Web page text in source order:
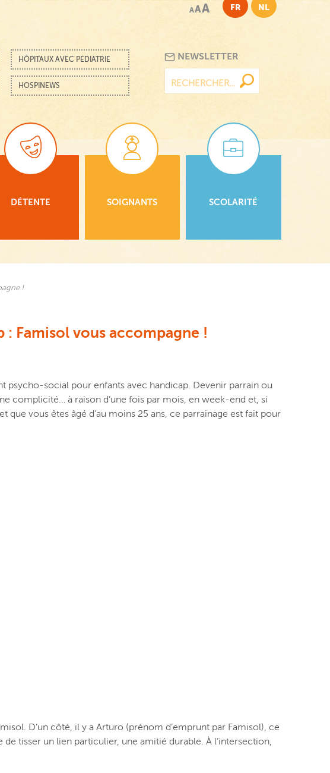
AAA FR NL
HÔPITAUX AVEC PÉDIATRIE
HOSPINEWS
NEWSLETTER
DÉTENTE SOIGNANTS SCOLARITÉ
!
Famisol vous accompagne !
psycho-social pour enfants avec handicap. Devenir parrain ou
complicité… à raison d’une fois par mois, en week-end et, si
et que vous êtes âgé d’au moins 25 ans, ce parrainage est fait pour
D’un côté, il y a Arturo (prénom d’emprunt par Famisol), ce
tisser un lien particulier, une amitié durable. À l’intersection,